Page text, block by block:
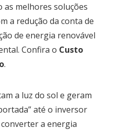
as melhores soluções
a redução da conta de
de energia renovável
Confira o Custo
.
a luz do sol e geram
até o inversor
a energia